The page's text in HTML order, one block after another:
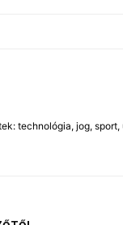
technológia, jog,